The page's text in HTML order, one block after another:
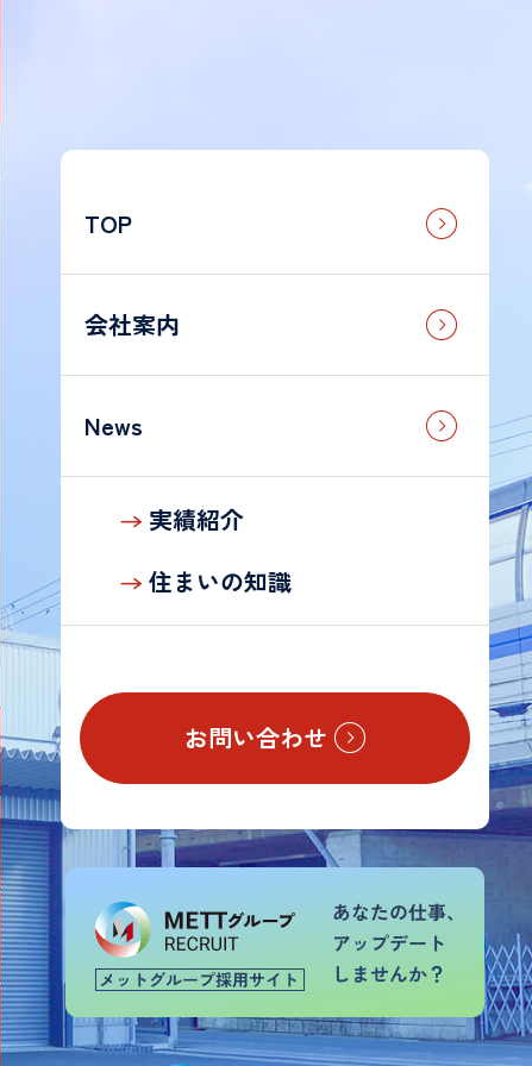
TOP
会社案内
News
実績紹介
住まいの知識
お問い合わせ
客
様
TOP
会
社
案
内